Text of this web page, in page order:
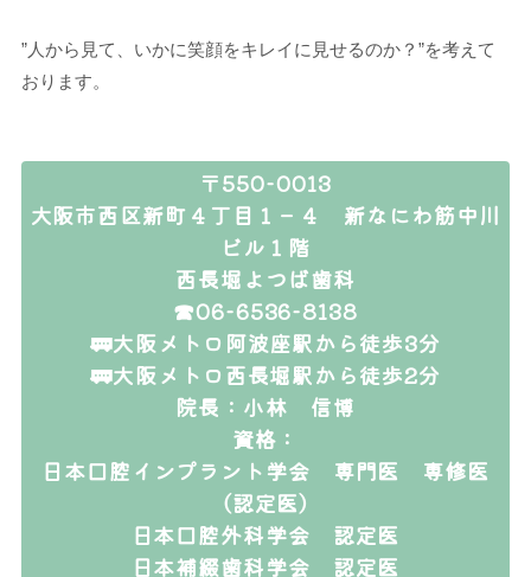
”人から見て、いかに笑顔をキレイに見せるのか？”を考えて
おります。
〒550-0013
大阪市西区新町４丁目１－４ 新なにわ筋中川
ビル１階
西長堀よつば歯科
☎06-6536-8138
🚃大阪メトロ阿波座駅から徒歩3分
🚃大阪メトロ西長堀駅から徒歩2分
院長：小林 信博
資格：
日本口腔インプラント学会 専門医 専修医
（認定医）
日本口腔外科学会 認定医
日本補綴歯科学会 認定医